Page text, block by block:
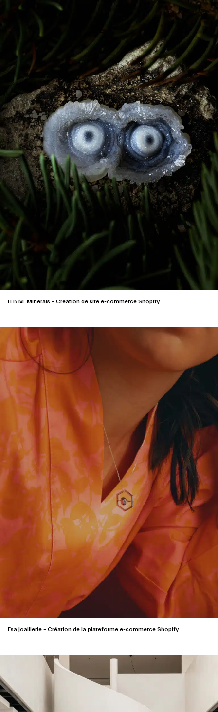
H.B.M. Minerals – Création de site e-commerce Shopify
Esa joaillerie – Création de la plateforme e-commerce Shopify